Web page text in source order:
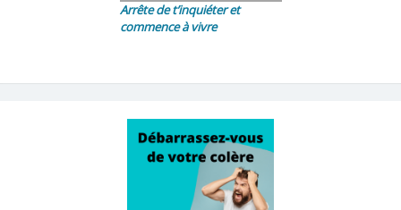
Arrête de t’inquiéter et
commence à vivre